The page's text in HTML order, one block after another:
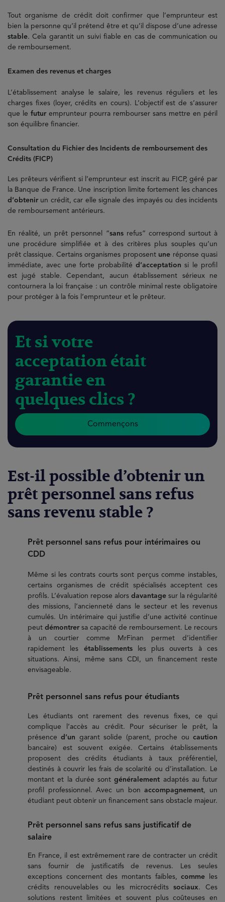
Tout organisme de crédit doit confirmer que l’emprunteur est
bien la personne qu’il prétend être et qu’il dispose d’une adresse
stable. Cela garantit un suivi fiable en cas de communication ou
de remboursement.
Examen des revenus et charges
L’établissement analyse le salaire, les revenus réguliers et les
charges fixes (loyer, crédits en cours). L’objectif est de s’assurer
que le futur emprunteur pourra rembourser sans mettre en péril
son équilibre financier.
Consultation du Fichier des Incidents de remboursement des
Crédits (FICP)
Les prêteurs vérifient si l’emprunteur est inscrit au FICP, géré par
la Banque de France. Une inscription limite fortement les chances
d’obtenir un crédit, car elle signale des impayés ou des incidents
de remboursement antérieurs.
En réalité, un prêt personnel “sans refus” correspond surtout à
une procédure simplifiée et à des critères plus souples qu’un
prêt classique. Certains organismes proposent une réponse quasi
immédiate, avec une forte probabilité d’acceptationsi le profil
est jugé stable. Cependant, aucun établissement sérieux ne
contournera la loi française : un contrôle minimal reste obligatoire
pour protéger à la fois l’emprunteur et le prêteur.
Et si votre
acceptation était
garantie en
quelques clics ?
Commençons
Est-il possible d’obtenir un
prêt personnel sans refus
sans revenu stable ?
Prêt personnel sans refus pour intérimaires ou
CDD
Même si les contrats courts sont perçus comme instables,
certains organismes de crédit spécialisés acceptent ces
profils. L’évaluation repose alors davantage sur la régularité
des missions, l’ancienneté dans le secteur et les revenus
cumulés. Un intérimaire qui justifie d’une activité continue
peut démontrer sa capacité de remboursement. Le recours
à un courtier comme MrFinan permet d’identifier
rapidement les établissements
les plus ouverts à ces
situations. Ainsi, même sans CDI, un financement reste
envisageable.
Prêt personnel sans refus pour étudiants
Les étudiants ont rarement des revenus fixes, ce qui
complique l’accès au crédit. Pour sécuriser le prêt, la
présenced’un garant solide (parent, proche oucaution
bancaire) est souvent exigée. Certains établissements
proposent des crédits étudiants à taux préférentiel,
destinés à couvrir les frais de scolarité ou d’installation. Le
montant et la durée sontgénéralement adaptés au futur
profil professionnel. Avec un bonaccompagnement, un
étudiant peut obtenir un financement sans obstacle majeur.
Prêt personnel sans refus sans justificatif de
salaire
En France, il est extrêmement rare de contracter un crédit
sans fournir de justificatifs de revenus. Les seules
exceptions concernent des montants faibles,comme
les
crédits renouvelables ou les microcréditssociaux. Ces
solutions restent limitées et souvent plus coûteuses en